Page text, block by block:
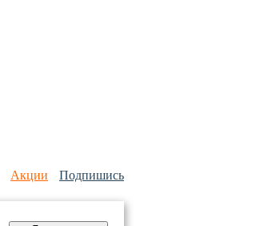
Акции Подпишись
офертой